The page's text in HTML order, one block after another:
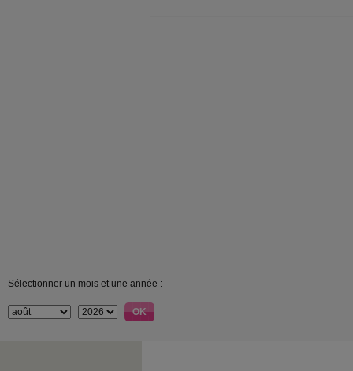
Sélectionner un mois et une année :